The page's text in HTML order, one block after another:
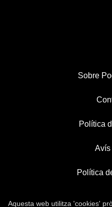
Sobre
Política
Avís
Política
Aquesta web utilitza 'cookies'